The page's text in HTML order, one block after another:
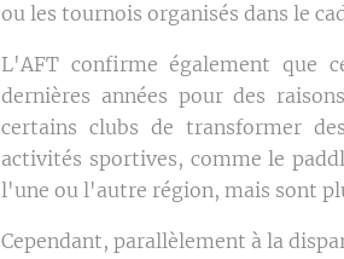
ou les tournois organisés dans le
L'AFT confirme également que
dernières années pour des
certains clubs de transformer
activités sportives, comme le
l'une ou l'autre région, mais sont
Cependant, parallèlement à la